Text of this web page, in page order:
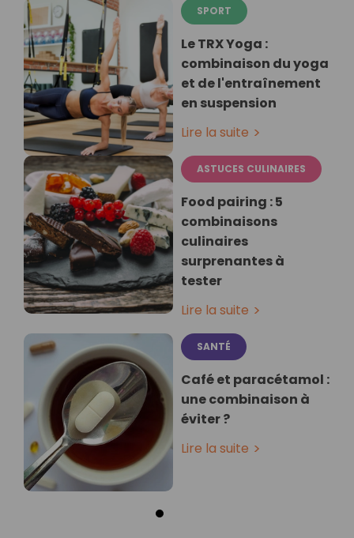
SPORT
Le TRX Yoga :
combinaison du yoga
et de l'entraînement
en suspension
Lire la suite
ASTUCES CULINAIRES
Food pairing : 5
combinaisons
culinaires
surprenantes à
tester
Lire la suite
SANTÉ
Café et paracétamol :
une combinaison à
éviter ?
Lire la suite